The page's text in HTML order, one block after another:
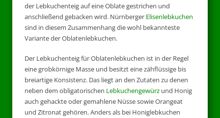
der Lebkuchenteig auf eine Oblate gestrichen und
anschließend gebacken wird. Nürnberger Elisenlebkuchen
sind in diesem Zusammenhang die wohl bekannteste
Variante der Oblatenlebkuchen.
Der Lebkuchenteig für Oblatenlebkuchen ist in der Regel
eine grobkörnige Masse und besitzt eine zähflüssige bis
breiartige Konsistenz. Das liegt an den Zutaten zu denen
neben dem obligatorischen Lebkuchengewürz und Honig
auch gehackte oder gemahlene Nüsse sowie Orangeat
und Zitronat gehören. Anders als bei Honiglebkuchen